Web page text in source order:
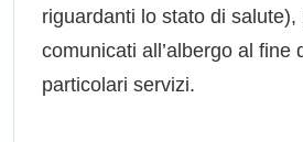
riguardanti lo stato di
comunicati all’albergo al fine
particolari servizi.